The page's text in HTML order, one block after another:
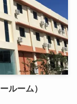
ルーム）